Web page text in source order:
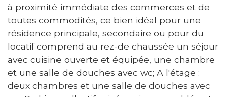
à proximité immédiate des commerces et de
toutes commodités, ce bien idéal pour une
résidence principale, secondaire ou pour du
locatif comprend au rez-de chaussée un séjour
avec cuisine ouverte et équipée, une chambre
et une salle de douches avec wc; A l'étage :
deux chambres et une salle de douches avec